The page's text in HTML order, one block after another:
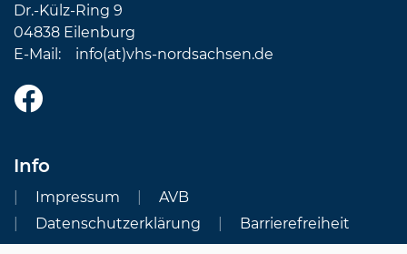
Dr.-Külz-Ring 9
04838 Eilenburg
E-Mail: info(at)vhs-nordsachsen.de
Info
Impressum
AVB
Datenschutzerklärung
Barrierefreiheit